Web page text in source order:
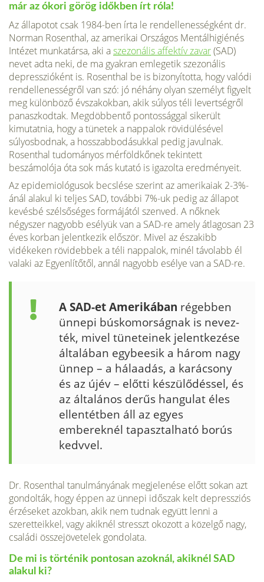
már az ókori gö­rög időkben írt róla!
Az állapotot csak 1984-ben írta le rendellenességként dr.
Norman Rosenthal, az amerikai Országos Mentálhigiénés
Intézet munkatársa, aki aszezonális affektív zavar(SAD)
nevet adta neki, de ma gyakran emlegetik szezonális
depresszióként is. Rosenthal be is bizonyította, hogy valódi
rendellenességről van szó: jó néhány olyan személyt figyelt
meg különböző évszakokban, akik súlyos téli levertségről
panaszkod­tak. Megdöbbentő pontossággal sikerült
kimutatnia, hogy a tünetek a nappalok rövidülésével
súlyosbodnak, a hosszabbodásukkal pedig ja­vulnak.
Rosenthal tudományos mérföldkőnek tekintett
beszámolója óta sok más kutató is igazolta eredményeit.
Az epidemiológusok becslése szerint az amerikaiak 2-3%-
ánál ala­kul ki teljes SAD, további 7%-uk pedig az állapot
kevésbé szélsőséges formájától szenved. A nőknek
négyszer nagyobb esélyük van a SAD-re amely átlagosan 23
éves korban jelentkezik először. Mivel az észa­kibb
vidékeken rövidebbek a téli nappalok, minél távolabb él
valaki az Egyenlítőtől, annál nagyobb esélye van a SAD-re.
A SAD-et Amerikában régebben
ünnepi búskomorságnak is nevez­
ték, mivel tüneteinek jelentkezése
általában egybeesik a három nagy
ünnep – a hálaadás, a karácsony
és az újév – előtti készülődéssel, és
az általános derűs hangulat éles
ellentétben áll az egyes
embereknél ta­pasztalható borús
kedvvel.
Dr. Rosenthal tanulmányának megjelenése előtt sokan azt
gondolták, hogy éppen az ünnepi időszak kelt depressziós
érzéseket azokban, akik nem tudnak együtt lenni a
szeretteik­kel, vagy akiknél stresszt okozott a közelgő nagy,
családi összejövete­lek gondolata.
De mi is történik pontosan azoknál, akiknél SAD
alakul ki?